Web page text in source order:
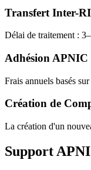
Transfert Inter-
Délai de traitement :
Adhésion APNIC
Frais annuels basés
Création de
La création d'un
Support